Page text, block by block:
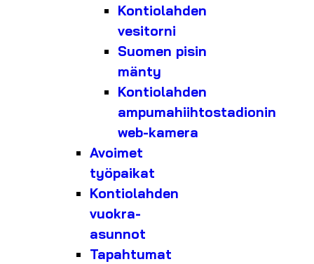
Kontiolahden
vesitorni
Suomen pisin
mänty
Kontiolahden
ampumahiihtostadionin
web-kamera
Avoimet
työpaikat
Kontiolahden
vuokra-
asunnot
Tapahtumat